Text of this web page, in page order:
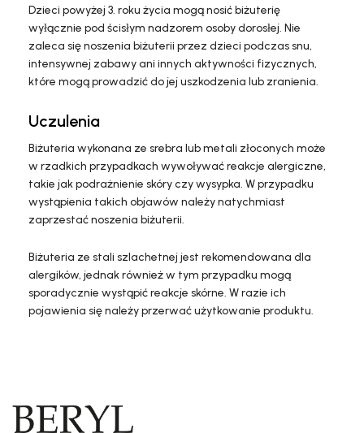
Dzieci powyżej 3. roku życia mogą nosić biżuterię
wyłącznie pod ścisłym nadzorem osoby dorosłej. Nie
zaleca się noszenia biżuterii przez dzieci podczas snu,
intensywnej zabawy ani innych aktywności fizycznych,
które mogą prowadzić do jej uszkodzenia lub zranienia.
Uczulenia
Biżuteria wykonana ze srebra lub metali złoconych może
w rzadkich przypadkach wywoływać reakcje alergiczne,
takie jak podrażnienie skóry czy wysypka. W przypadku
wystąpienia takich objawów należy natychmiast
zaprzestać noszenia biżuterii.
Biżuteria ze stali szlachetnej jest rekomendowana dla
alergików, jednak również w tym przypadku mogą
sporadycznie wystąpić reakcje skórne. W razie ich
pojawienia się należy przerwać użytkowanie produktu.